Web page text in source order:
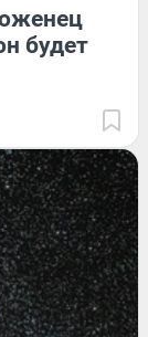
будет